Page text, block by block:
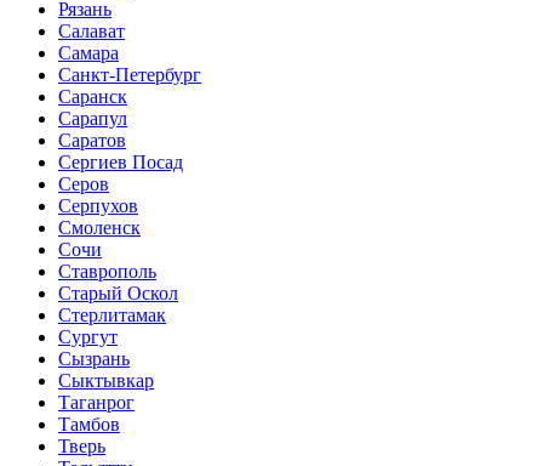
Рязань
Салават
Самара
Санкт-Петербург
Саранск
Сарапул
Саратов
Сергиев Посад
Серов
Серпухов
Смоленск
Сочи
Ставрополь
Старый Оскол
Стерлитамак
Сургут
Сызрань
Сыктывкар
Таганрог
Тамбов
Тверь